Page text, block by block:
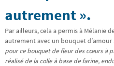
autrement ».
Par ailleurs, cela a permis à Mélanie
autrement avec un bouquet d’amour
pour ce bouquet de fleur des cœurs à
réalisé de la colle à base de farine,